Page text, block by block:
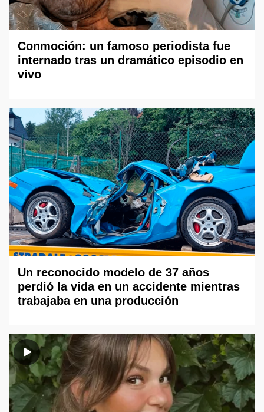
Conmoción: un famoso periodista fue
internado tras un dramático episodio en
vivo
Un reconocido modelo de 37 años
perdió la vida en un accidente mientras
trabajaba en una producción